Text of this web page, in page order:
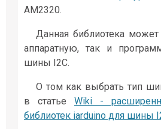
AM2320.
Данная библиотека может
аппаратную, так и
шины I2C.
О том как выбрать тип
в статье Wiki -
библиотек iarduino для шины